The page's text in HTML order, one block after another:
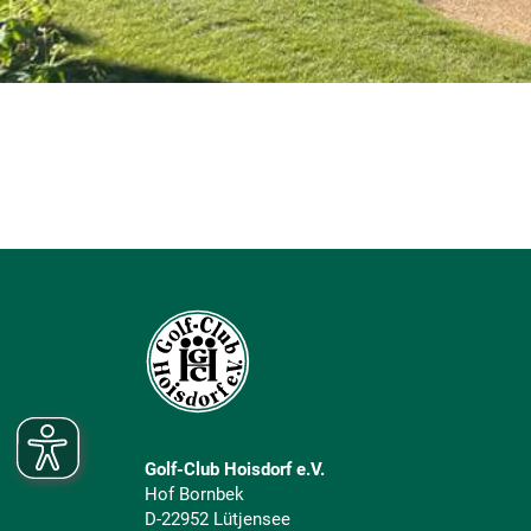
Golf-Club Hoisdorf e.V.
Hof Bornbek
D-22952 Lütjensee